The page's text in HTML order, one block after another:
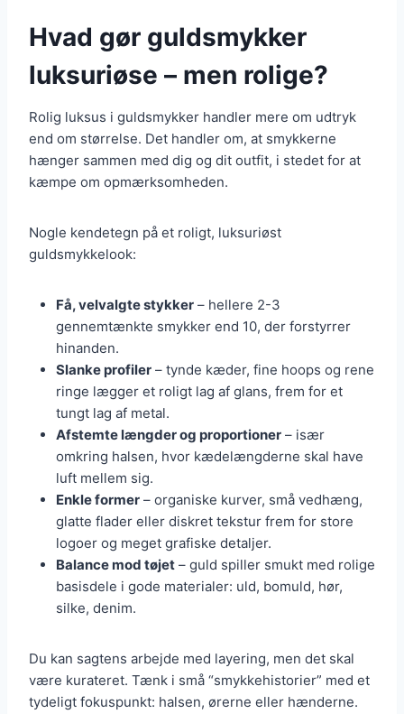
Hvad gør guldsmykker
luksuriøse – men rolige?
Rolig luksus i guldsmykker handler mere om udtryk
end om størrelse. Det handler om, at smykkerne
hænger sammen med dig og dit outfit, i stedet for at
kæmpe om opmærksomheden.
Nogle kendetegn på et roligt, luksuriøst
guldsmykkelook:
Få, velvalgte stykker – hellere 2-3
gennemtænkte smykker end 10, der forstyrrer
hinanden.
Slanke profiler – tynde kæder, fine hoops og rene
ringe lægger et roligt lag af glans, frem for et
tungt lag af metal.
Afstemte længder og proportioner – især
omkring halsen, hvor kædelængderne skal have
luft mellem sig.
Enkle former – organiske kurver, små vedhæng,
glatte flader eller diskret tekstur frem for store
logoer og meget grafiske detaljer.
Balance mod tøjet – guld spiller smukt med rolige
basisdele i gode materialer: uld, bomuld, hør,
silke, denim.
Du kan sagtens arbejde med layering, men det skal
være kurateret. Tænk i små “smykkehistorier” med et
tydeligt fokuspunkt: halsen, ørerne eller hænderne.